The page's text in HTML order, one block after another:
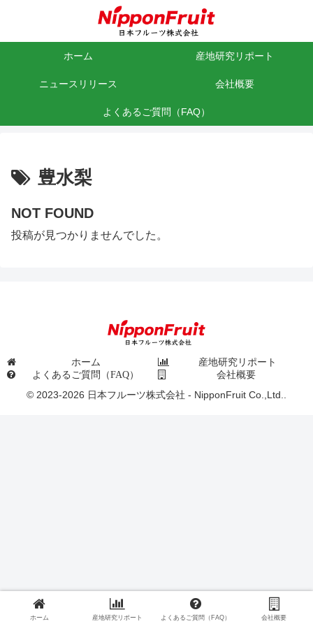
ホーム 産地研究リポート
ニュースリリース 会社概要
よくあるご質問（FAQ）
豊水梨
NOT FOUND
投稿が見つかりませんでした。
ホーム
産地研究リポート
よくあるご質問（FAQ）
会社概要
© 2023-2026 日本フルーツ株式会社 - NipponFruit Co.,Ltd..
ホーム 産地研究リポート よくあるご質問（FAQ） 会社概要